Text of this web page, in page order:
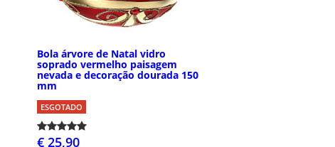
Bola árvore de Natal vidro
soprado vermelho paisagem
nevada e decoração dourada 150
mm
ESGOTADO
€ 25,90